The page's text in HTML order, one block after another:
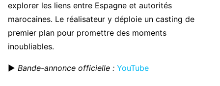
explorer les liens entre Espagne et autorités
marocaines. Le réalisateur y déploie un casting de
premier plan pour promettre des moments
inoubliables.
▶ Bande-annonce officielle : YouTube